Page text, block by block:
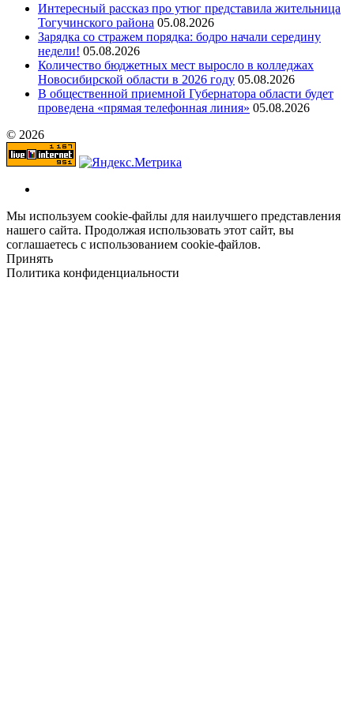
Интересный рассказ про утюг представила жительница
Тогучинского района 05.08.2026
Зарядка со стражем порядка: бодро начали середину
недели! 05.08.2026
Количество бюджетных мест выросло в колледжах
Новосибирской области в 2026 году 05.08.2026
В общественной приемной Губернатора области будет
проведена «прямая телефонная линия» 05.08.2026
© 2026
Мы используем cookie-файлы для наилучшего представления
нашего сайта. Продолжая использовать этот сайт, вы
соглашаетесь с использованием cookie-файлов.
Принять
Политика конфиденциальности